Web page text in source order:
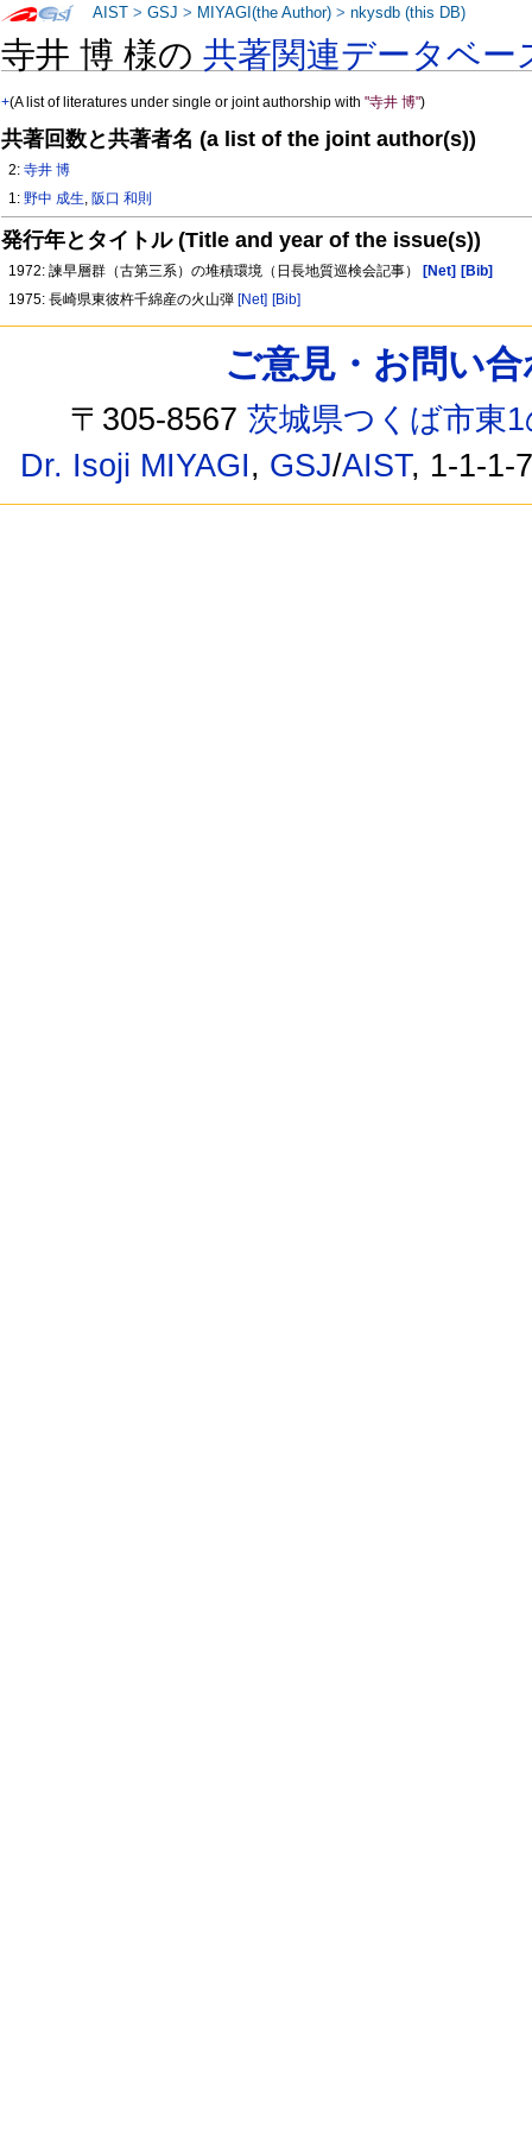
寺井 博 様の共著関連データベー
+(A list of literatures under single or joint authorship with"寺井 博")
共著回数と共著者名 (a list of the joint author(s))
2:寺井 博
1:野中 成生, 阪口 和則
発行年とタイトル (Title and year of the issue(s))
1972: 諫早層群（古第三系）の堆積環境（日長地質巡検会記事） [Net] [Bib]
1975: 長崎県東彼杵千綿産の火山弾 [Net] [Bib]
AIST >GSJ > MIYAGI(the Author) >nkysdb (this DB)
ご意見・お問い
〒305-8567茨城県つくば市東
Dr. Isoji MIYAGI, GSJ/AIST, 1-1-1-